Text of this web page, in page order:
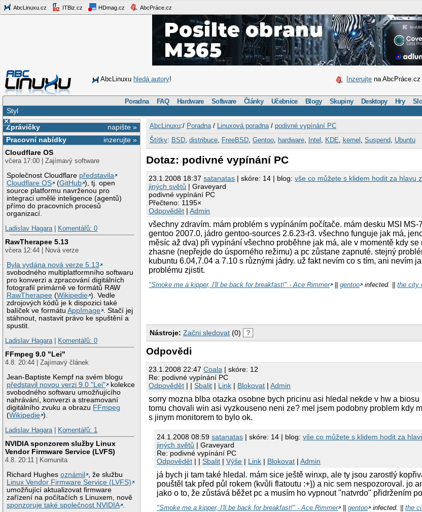
AbcLinuxu.cz ITBiz.cz HDmag.cz AbcPráce.cz
AbcLinuxu hledá autory! Inzerujte na
Poradna FAQ Hardware Software Články Učebnice Blogy Skupiny Desktopy Hry
Styl
×
napište »
Zprávičky
inzerujte »
Pracovní nabídky
Cloudflare OS
včera 17:00 | Zajímavý software
Společnost Cloudflare představila
Cloudflare OS
(GitHub ), tj. open
source platformu navrženou pro
integraci umělé inteligence (agentů)
přímo do pracovních procesů
organizací.
Ladislav Hagara| Komentářů: 0
RawTherapee 5.13
včera 12:44 | Nová verze
Byla vydána nová verze 5.13
svobodného multiplatformního softwaru
pro konverzi a zpracování digitálních
fotografií primárně ve formátů RAW
RawTherapee (Wikipedie ). Vedle
zdrojových kódů je k dispozici také
balíček ve formátuAppImage
. Stačí jej
stáhnout, nastavit právo ke spuštění a
spustit.
Ladislav Hagara| Komentářů: 0
FFmpeg 9.0 "Lei"
4.8. 20:44 | Zajímavý článek
Jean-Baptiste Kempf na svém blogu
představil novou verzi 9.0 "Lei"
kolekce
svobodného softwaru umožňujícího
nahrávání, konverzi a streamovaní
digitálního zvuku a obrazu FFmpeg
(Wikipedie ).
Ladislav Hagara| Komentářů: 1
NVIDIA sponzorem služby Linux
Vendor Firmware Service (LVFS)
4.8. 20:11 | Komunita
Richard Hughesoznámil
, že službu
Linux Vendor Firmware Service (LVFS)
umožňující aktualizovat firmware
zařízení na počítačích s Linuxem, nově
sponzoruje také společnost NVIDIA
AbcLinuxu:/ Poradna/ Linuxová poradna/ podivné vypínání PC
Štítky: BSD, distribuce, FreeBSD, Gentoo, hardware, Intel KDE kernel Suspend, Ubuntu
Dotaz: podivné vypínání PC
23.1.2008 18:37satanatas | skóre: 14 | blog:vše co můžete s klidem hodit za hlavu
jiných světů | Graveyard
podivné vypínání PC
Přečteno: 1195×
Odpovědět |Admin
všechny zdravím. mám problém s vypínáním počítače. mám desku MSI MS-
gentoo 2007.0, jádro gentoo-sources 2.6.23-r3. všechno funguje jak má,
měsíc až dva) při vypínání všechno proběhne jak má, ale v momentě kdy se
zhasne (nepřejde do úsporného režimu) a pc zůstane zapnuté. stejný
kubuntu 6.04,7.04 a 7.10 s různými jádry. už fakt nevím co s tím, ani nevím
problému zjistit.
"Smoke me a kipper, I'll be back for breakfast!" - Ace Rimmer ||gentoo infected. ||the city
Nástroje: Začni sledovat (0) ?
Odpovědi
23.1.2008 22:47Coala | skóre: 12
Re: podivné vypínání PC
Odpovědět | |Sbalit | Link | Blokovat |Admin
sorry mozna blba otazka osobne bych pricinu asi hledal nekde v hw a biosu
tomu chovali win asi vyzkouseno neni ze? mel jsem podobny problem kdy
s jinym monitorem to bylo ok.
24.1.2008 08:59satanatas | skóre: 14 | blog:vše co můžete s klidem hodit za
jiných světů | Graveyard
Re: podivné vypínání PC
Odpovědět | |Sbalit |Výše | Link | Blokovat |Admin
já bych ji tam také hledal. mám sice ještě winxp, ale ty jsou zarostlý
pouštěl tak před půl rokem (kvůli flatoutu :+}) a nic sem nespozoroval. jo
jako o to, že zůstává běžet pc a musím ho vypnout "natvrdo" přidržením
"Smoke me a kipper, I'll be back for breakfast!" - Ace Rimmer ||gentoo infected. ||the